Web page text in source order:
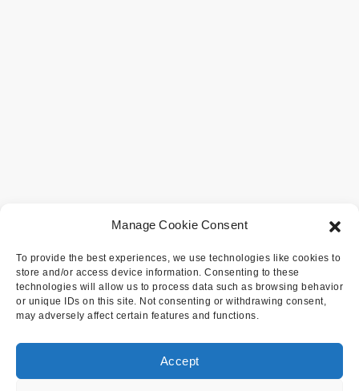
Manage Cookie Consent
To provide the best experiences, we use technologies like cookies to
store and/or access device information. Consenting to these
technologies will allow us to process data such as browsing behavior
or unique IDs on this site. Not consenting or withdrawing consent,
may adversely affect certain features and functions.
Accept